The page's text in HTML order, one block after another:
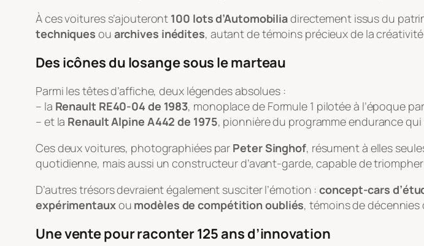
À ces voitures s’ajouteront 100 lots d’Automobiliadirectement issus du
techniques ou archives inédites, autant de témoins précieux de la
Des icônes du losange sous le marteau
Parmi les têtes d’affiche, deux légendes absolues :
– la Renault RE40-04 de 1983, monoplace de Formule 1 pilotée à l’époque
– et la Renault Alpine A442 de 1975, pionnière du programme endurance
Ces deux voitures, photographiées par Peter Singhof, résument à elles
quotidienne, mais aussi un constructeur d’avant-garde, capable de
D’autres trésors devraient également susciter l’émotion :concept-cars
expérimentauxou modèles de compétition oubliés, témoins de décennies
Une vente pour raconter 125 ans d’innovation